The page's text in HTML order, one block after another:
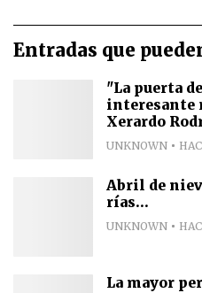
Entradas que
"La puerta
interesante
Xerardo
UNKNOWN
Abril de
rías...
UNKNOWN
La mayor